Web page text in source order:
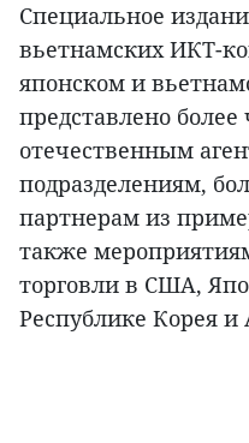
Специальное
вьетнамских ИКТ-
японском и
представлено более
отечественным
подразделениям,
партнерам из
также
торговли в США,
Республике Корея и